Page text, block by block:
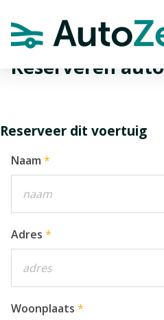
Verhuur Reserveren auto
Reserveren auto
Reserveer dit voertuig
Naam
Adres
Woonplaats